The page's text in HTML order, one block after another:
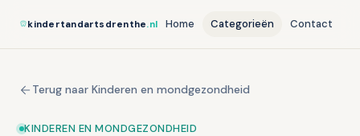
kindertandartsdrenthe.nl Home Categorieën Contact
Terug naar Kinderen en mondgezondheid
KINDEREN EN MONDGEZONDHEID